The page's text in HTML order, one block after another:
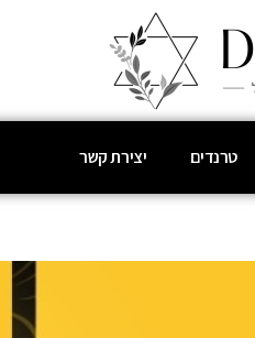
טרנדים יצירת קשר